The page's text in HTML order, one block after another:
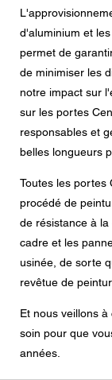
d'aluminium et
permet de
de minimiser les
notre impact sur
sur les portes
responsables et
belles longueurs
Toutes les portes
procédé de
de résistance à
cadre et les
usinée, de sorte
revêtue de
Et nous veillons
soin pour que
années.
à ma
L'utilisation
à toutes les
données.